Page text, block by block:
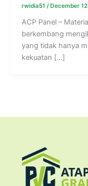
rwidia51/December
ACP Panel –
berkembang
yang tidak hanya
kekuatan […]